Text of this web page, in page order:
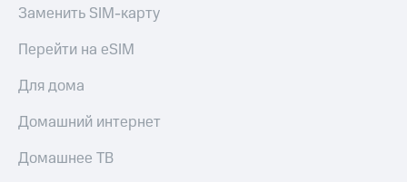
Заменить SIM-карту
Перейти на eSIM
Для дома
Домашний интернет
Домашнее ТВ